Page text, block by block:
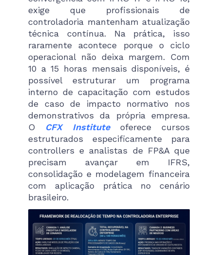
exige que profissionais de
controladoria mantenham atualização
técnica contínua. Na prática, isso
raramente acontece porque o ciclo
operacional não deixa margem. Com
10 a 15 horas mensais disponíveis, é
possível estruturar um programa
interno de capacitação com estudos
de caso de impacto normativo nos
demonstrativos da própria empresa.
O CFX Instituteoferece cursos
estruturados especificamente para
controllers e analistas de FP&A que
precisam avançar em IFRS,
consolidação e modelagem financeira
com aplicação prática no cenário
brasileiro.